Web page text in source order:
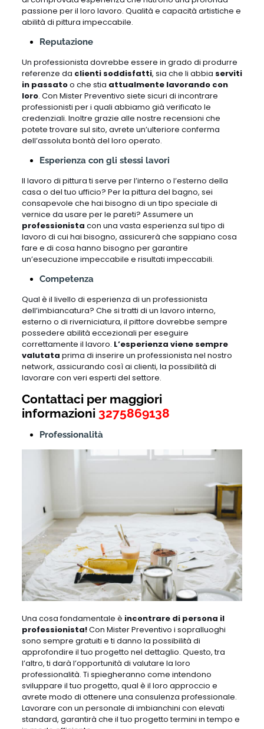
passione per il loro lavoro. Qualità e capacità artistiche e
abilità di pittura impeccabile.
Reputazione
Un professionista dovrebbe essere in grado di produrre
referenze da clienti soddisfatti, sia che li abbia serviti
in passatoo che stia attualmente lavorando con
loro. Con Mister Preventivo siete sicuri di incontrare
professionisti per i quali abbiamo già verificato le
credenziali. Inoltre grazie alle nostre recensioni che
potete trovare sul sito, avrete un’ulteriore conferma
dell’assoluta bontà del loro operato.
Esperienza con gli stessi lavori
Il lavoro di pittura ti serve per l’interno o l’esterno della
casa o del tuo ufficio? Per la pittura del bagno, sei
consapevole che hai bisogno di un tipo speciale di
vernice da usare per le pareti? Assumere un
professionista con una vasta esperienza sul tipo di
lavoro di cui hai bisogno, assicurerà che sappiano cosa
fare e di cosa hanno bisogno per garantire
un’esecuzione impeccabile e risultati impeccabili.
Competenza
Qual è il livello di esperienza di un professionista
dell’imbiancatura? Che si tratti di un lavoro interno,
esterno o di riverniciatura, il pittore dovrebbe sempre
possedere abilità eccezionali per eseguire
correttamente il lavoro. L’esperienza viene sempre
valutata prima di inserire un professionista nel nostro
network, assicurando così ai clienti, la possibilità di
lavorare con veri esperti del settore.
Contattaci per maggiori
informazioni 3275869138
Professionalità
Una cosa fondamentale è incontrare di persona il
professionista!Con Mister Preventivo i sopralluoghi
sono sempre gratuiti e ti danno la possibilità di
approfondire il tuo progetto nel dettaglio. Questo, tra
l’altro, ti darà l’opportunità di valutare la loro
professionalità. Ti spiegheranno come intendono
sviluppare il tuo progetto, qual è il loro approccio e
avrete modo di ottenere una consulenza professionale.
Lavorare con un personale di imbianchini con elevati
standard, garantirà che il tuo progetto termini in tempo e